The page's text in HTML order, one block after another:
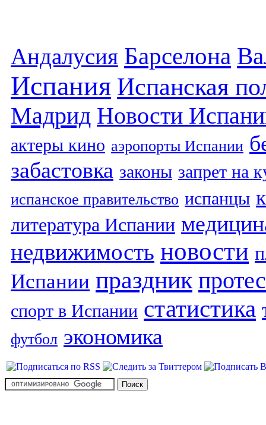
Андалусия Барселона
Испания Испанская
Мадрид Новости
актеры кино аэропорты Испании
забастовка законы запрет на
испанское правительство испанцы
литература Испании
недвижимость новости
Испании праздник
спорт в Испании статистика
футбол экономика